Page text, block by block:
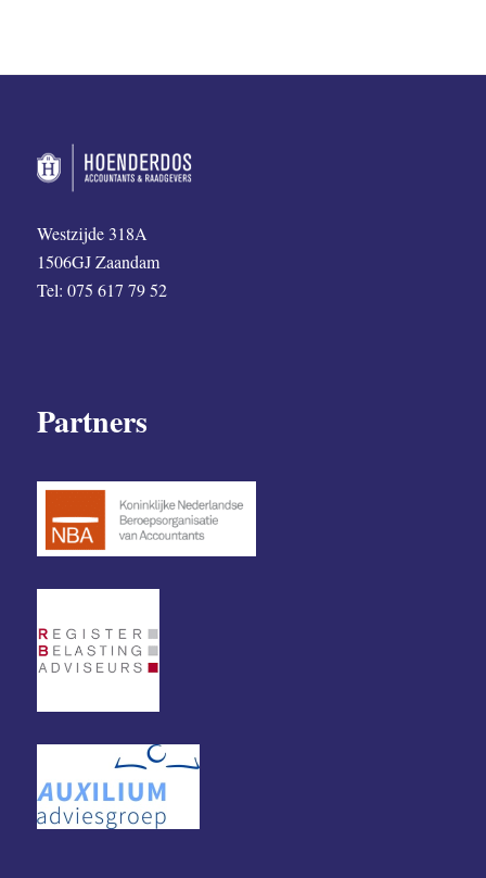
Westzijde 318A
1506GJ Zaandam
Tel: 075 617 79 52
Partners